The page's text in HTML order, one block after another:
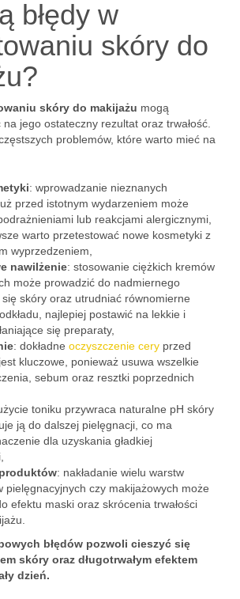
błędy w
skóry do
skóry do makijażu mogą
na jego ostateczny rezultat oraz trwałość.
problemów, które warto mieć na
: wprowadzanie nieznanych
przed istotnym wydarzeniem może
lub reakcjami alergicznymi,
warto przetestować nowe kosmetyki z
wyprzedzeniem,
nawilżenie: stosowanie ciężkich kremów
może prowadzić do nadmiernego
się skóry oraz utrudniać równomierne
najlepiej postawić na lekkie i
się preparaty,
: dokładne oczyszczenie cery przed
kluczowe, ponieważ usuwa wszelkie
sebum oraz resztki poprzednich
toniku przywraca naturalne pH skóry
ją do dalszej pielęgnacji, co ma
dla uzyskania gładkiej
: nakładanie wielu warstw
pielęgnacyjnych czy makijażowych może
efektu maski oraz skrócenia trwałości
błędów pozwoli cieszyć się
skóry oraz długotrwałym efektem
dzień.